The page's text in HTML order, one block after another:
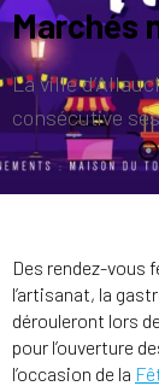
Marchés
La ville
consécutive
Des rendez-vous
l’artisanat, la
dérouleront lors
pour l’ouverture
l’occasion de la